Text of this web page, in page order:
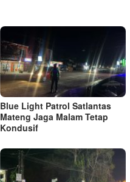
Blue Light Patrol Satlantas
Mateng Jaga Malam Tetap
Kondusif